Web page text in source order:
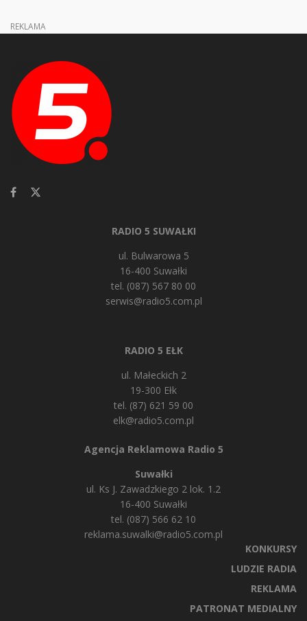
REKLAMA
RADIO 5 SUWAŁKI
ul. Bulwarowa 5
16-400 Suwałki
tel. (087) 567 80 00
serwis@radio5.com.pl
RADIO 5 EŁK
ul. Małeckich 2
19-300 Ełk
tel. (87) 621 59 00
elk@radio5.com.pl
Agencja Reklamowa Radio 5
Suwałki
ul. Ks J. Zawadzkiego 2 lok. 1.2
16-400 Suwałki
tel. (087) 566 62 10
reklama.suwalki@radio5.com.pl
KONKURSY
LUDZIE RADIA
REKLAMA
PATRONAT MEDIALNY